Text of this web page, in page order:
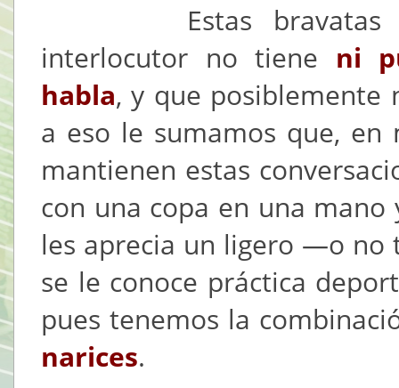
Estas bravatas
interlocutor no tiene ni
habla, y que posiblemente
a eso le sumamos que, en
mantienen estas
con una copa en una
les aprecia un ligero —o
se le conoce práctica
pues tenemos la
narices.